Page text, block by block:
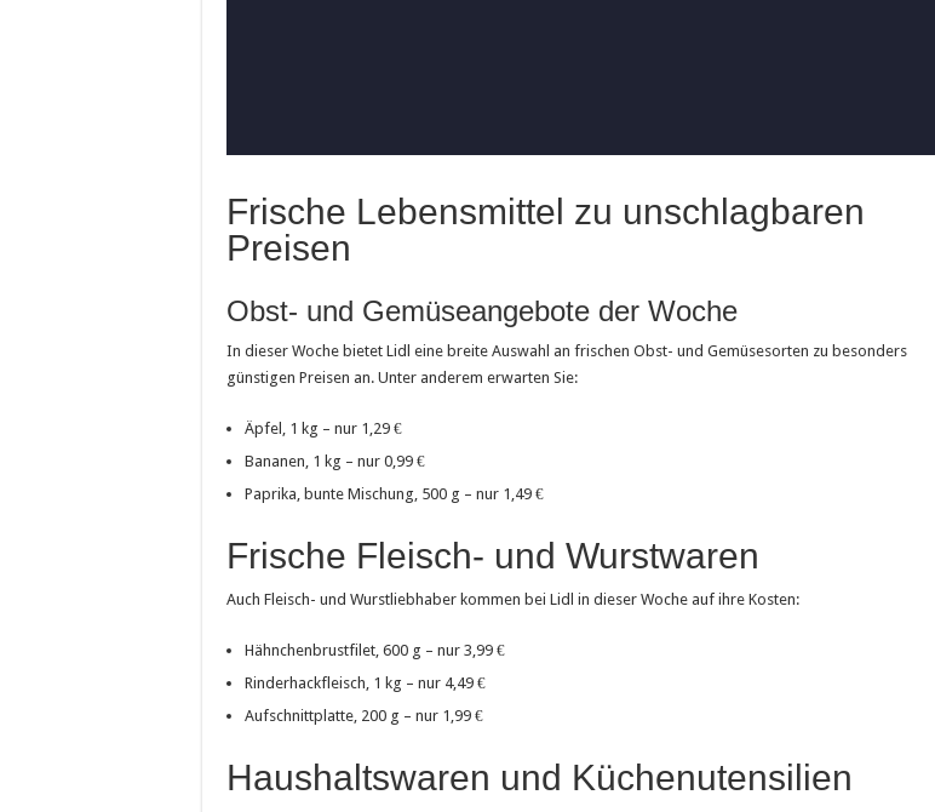
Frische Lebensmittel zu unschlagbaren
Preisen
Obst- und Gemüseangebote der Woche
In dieser Woche bietet Lidl eine breite Auswahl an frischen Obst- und Gemüsesorten zu besonders
günstigen Preisen an. Unter anderem erwarten Sie:
Äpfel, 1 kg – nur 1,29 €
Bananen, 1 kg – nur 0,99 €
Paprika, bunte Mischung, 500 g – nur 1,49 €
Frische Fleisch- und Wurstwaren
Auch Fleisch- und Wurstliebhaber kommen bei Lidl in dieser Woche auf ihre Kosten:
Hähnchenbrustfilet, 600 g – nur 3,99 €
Rinderhackfleisch, 1 kg – nur 4,49 €
Aufschnittplatte, 200 g – nur 1,99 €
Haushaltswaren und Küchenutensilien